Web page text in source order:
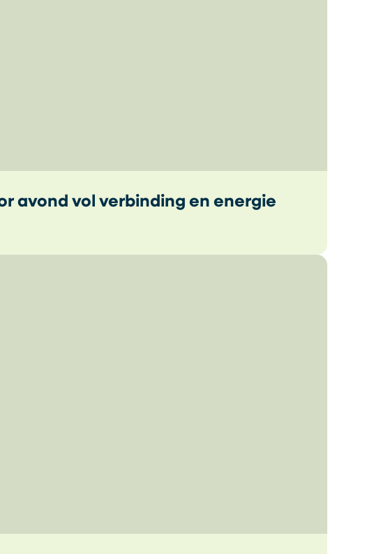
avond vol verbinding en energie